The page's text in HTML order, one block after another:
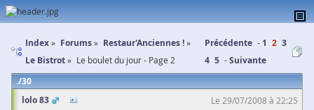
Index Forums
Restaur'Anciennes !
Le Bistrot
Le boulet du jour - Page 2
Précédente 1 2 3
4 5
Suivante
30
lolo 83
Le 29/07/2008 à 22:25